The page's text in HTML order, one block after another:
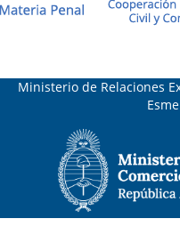
Ministerio de Relaciones